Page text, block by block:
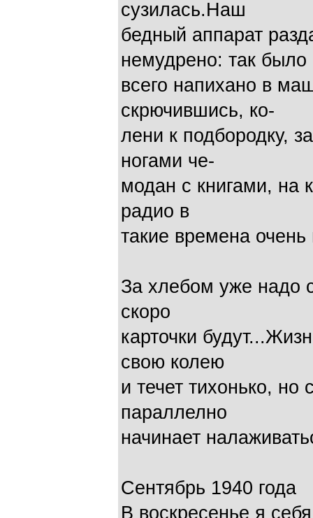
сузилась.Наш
бедный аппарат
немудрено: так было
всего напихано в
скрючившись, ко-
лени к подбородку,
ногами че-
модан с книгами, на
радио в
такие времена очень
За хлебом уже надо
скоро
карточки
свою колею
и течет тихонько, но
параллелно
начинает
Сентябрь 1940 года
В воскресенье я